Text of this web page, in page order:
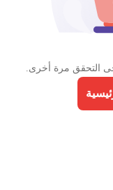
التحقق مرة أخرى.